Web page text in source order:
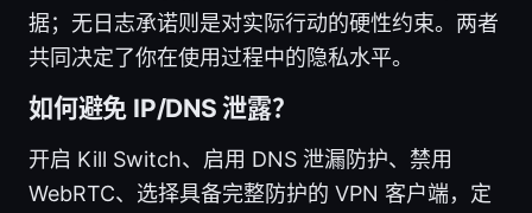
据；无日志承诺则是对实际行动的硬性约束。两者
共同决定了你在使用过程中的隐私水平。
如何避免 IP/DNS 泄露？
开启 Kill Switch、启用 DNS 泄漏防护、禁用
WebRTC、选择具备完整防护的 VPN 客户端，定